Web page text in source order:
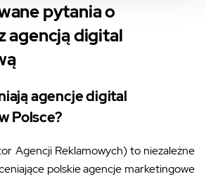
pytania o
agencją digital
agencje digital
Polsce?
Agencji Reklamowych) to niezależne
polskie agencje marketingowe